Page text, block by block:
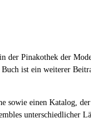
der Pinakothek der
ist ein weiterer
einen Katalog,
unterschiedlicher